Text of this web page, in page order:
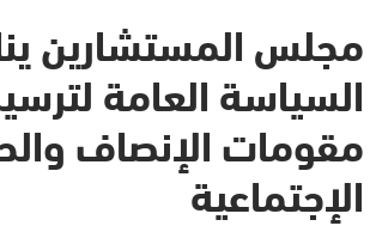
مجلس المستشارين
السياسة العامة
مقومات الإنصاف
الإجتماعية